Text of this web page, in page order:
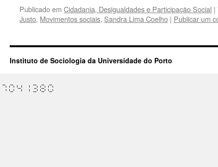
Publicado em Cidadania, Desigualdades e Participação Social |
Justo, Movimentos sociais, Sandra Lima Coelho | Publicar um
Instituto de Sociologia da Universidade do Porto